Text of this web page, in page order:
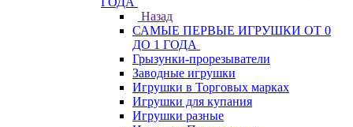
Назад
САМЫЕ ПЕРВЫЕ ИГРУШКИ ОТ 0
ДО 1 ГОДА
Грызунки-прорезыватели
Заводные игрушки
Игрушки в Торговых марках
Игрушки для купания
Игрушки разные